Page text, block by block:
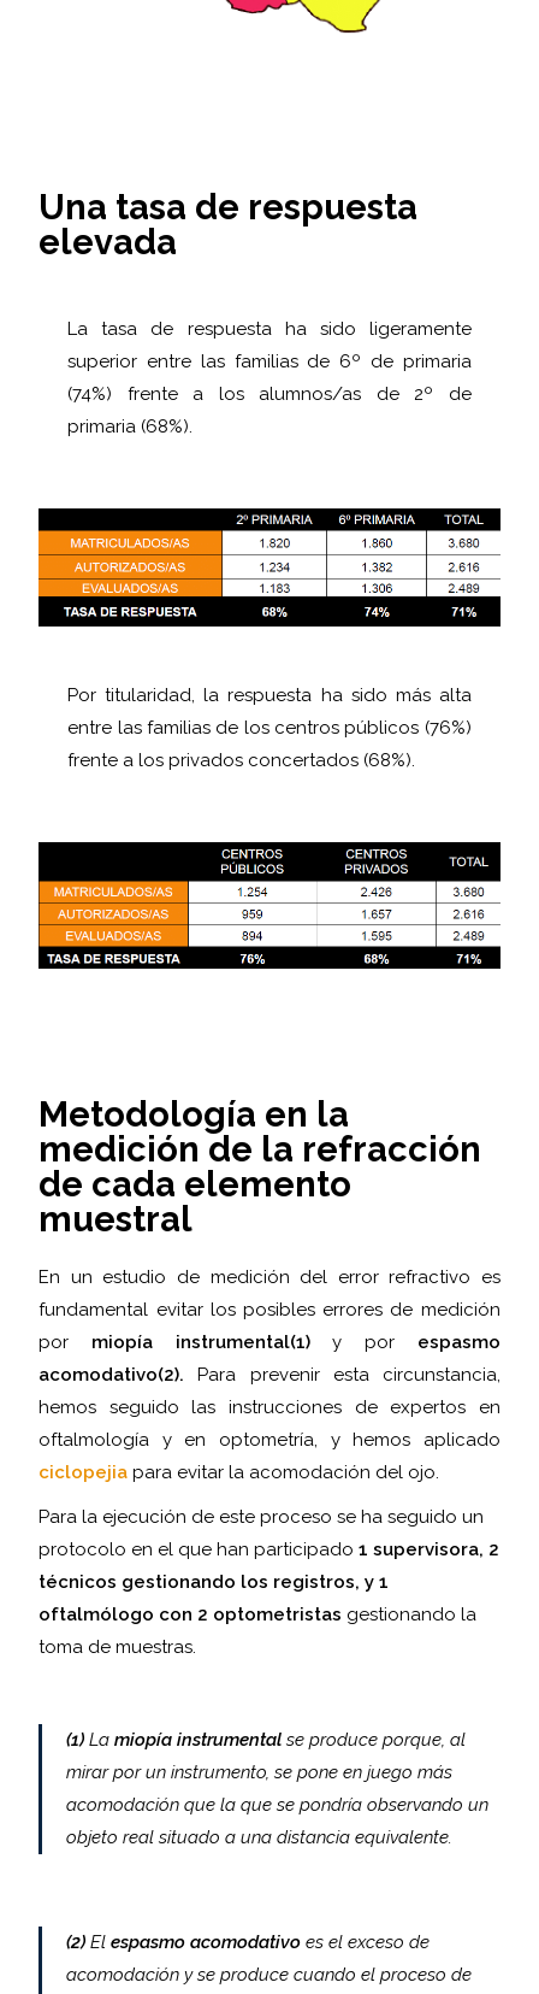
Una tasa de respuesta
elevada
La tasa de respuesta ha sido ligeramente
superior entre las familias de 6º de primaria
(74%) frente a los alumnos/as de 2º de
primaria (68%).
Por titularidad, la respuesta ha sido más alta
entre las familias de los centros públicos (76%)
frente a los privados concertados (68%).
Metodología en la
medición de la refracción
de cada elemento
muestral
En un estudio de medición del error refractivo es
fundamental evitar los posibles errores de medición
por miopía instrumental(1)y por espasmo
acomodativo(2). Para prevenir esta circunstancia,
hemos seguido las instrucciones de expertos en
oftalmología y en optometría, y hemos aplicado
ciclopejia para evitar la acomodación del ojo.
Para la ejecución de este proceso se ha seguido un
protocolo en el que han participado1 supervisora, 2
técnicos gestionando los registros, y 1
oftalmólogo con 2 optometristas gestionando la
toma de muestras.
(1)Lamiopía instrumental se produce porque, al
mirar por un instrumento, se pone en juego más
acomodación que la que se pondría observando un
objeto real situado a una distancia equivalente.
(2)Elespasmo acomodativo es el exceso de
acomodación y se produce cuando el proceso de